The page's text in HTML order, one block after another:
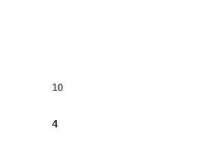
10
4